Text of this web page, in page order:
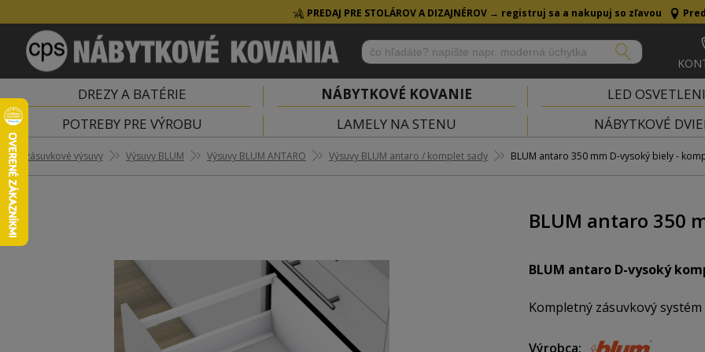
PREDAJ PRE STOLÁROV A DIZAJNÉROV → registruj sa a nakupuj so zľavou
DREZY A BATÉRIE NÁBYTKOVÉ KOVANIE LED
POTREBY PRE VÝROBU
LAMELY NA STENU NÁBYTKOVÉ
zásuvkové výsuvy Výsuvy BLUM Výsuvy BLUM ANTARO Výsuvy BLUM antaro / komplet sady BLUM antaro 350 mm D-vysoký biely -
BLUM antaro 350
BLUM antaro D-vysoký
Kompletný zásuvkový
Výrobca